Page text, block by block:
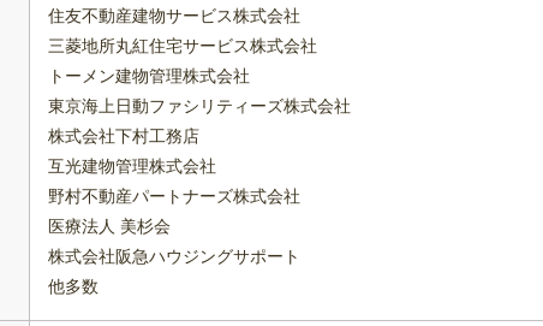
住友不動産建物サービス株式会社
三菱地所丸紅住宅サービス株式会社
トーメン建物管理株式会社
東京海上日動ファシリティーズ株式会社
株式会社下村工務店
互光建物管理株式会社
野村不動産パートナーズ株式会社
医療法人 美杉会
株式会社阪急ハウジングサポート
他多数